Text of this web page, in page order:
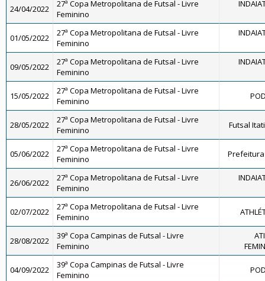
24/04/2022
27ª Copa Metropolitana de Futsal - Livre
Feminino
01/05/2022
27ª Copa Metropolitana de Futsal - Livre
Feminino
09/05/2022
27ª Copa Metropolitana de Futsal - Livre
Feminino
15/05/2022
27ª Copa Metropolitana de Futsal - Livre
Feminino
28/05/2022
27ª Copa Metropolitana de Futsal - Livre
Feminino
Futsal
05/06/2022
27ª Copa Metropolitana de Futsal - Livre
Feminino
26/06/2022
27ª Copa Metropolitana de Futsal - Livre
Feminino
02/07/2022
27ª Copa Metropolitana de Futsal - Livre
Feminino
28/08/2022
39ª Copa Campinas de Futsal - Livre
Feminino
04/09/2022
39ª Copa Campinas de Futsal - Livre
Feminino